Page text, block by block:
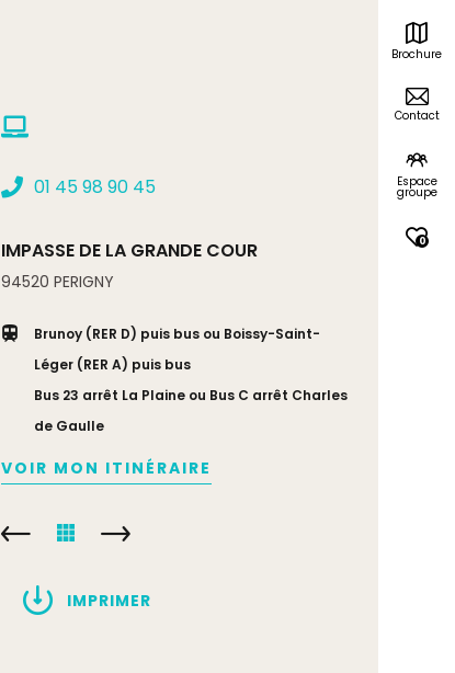
Brochure
Contact
Espace
groupe
0
01 45 98 90 45
IMPASSE DE LA GRANDE COUR
94520 PERIGNY
Brunoy (RER D) puis bus ou Boissy-Saint-
Léger (RER A) puis bus
Bus 23 arrêt La Plaine ou Bus C arrêt Charles
de Gaulle
VOIR MON ITINÉRAIRE
IMPRIMER